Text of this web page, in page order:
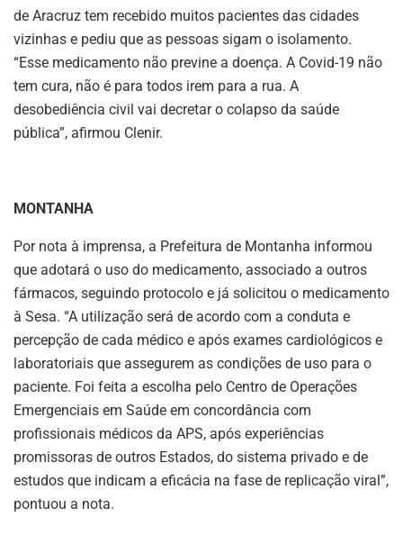
de Aracruz tem recebido muitos pacientes das cidades
vizinhas e pediu que as pessoas sigam o isolamento.
“Esse medicamento não previne a doença. A Covid-19 não
tem cura, não é para todos irem para a rua. A
desobediência civil vai decretar o colapso da saúde
pública”, afirmou Clenir.
MONTANHA
Por nota à imprensa, a Prefeitura de Montanha informou
que adotará o uso do medicamento, associado a outros
fármacos, seguindo protocolo e já solicitou o medicamento
à Sesa. “A utilização será de acordo com a conduta e
percepção de cada médico e após exames cardiológicos e
laboratoriais que assegurem as condições de uso para o
paciente. Foi feita a escolha pelo Centro de Operações
Emergenciais em Saúde em concordância com
profissionais médicos da APS, após experiências
promissoras de outros Estados, do sistema privado e de
estudos que indicam a eficácia na fase de replicação viral”,
pontuou a nota.